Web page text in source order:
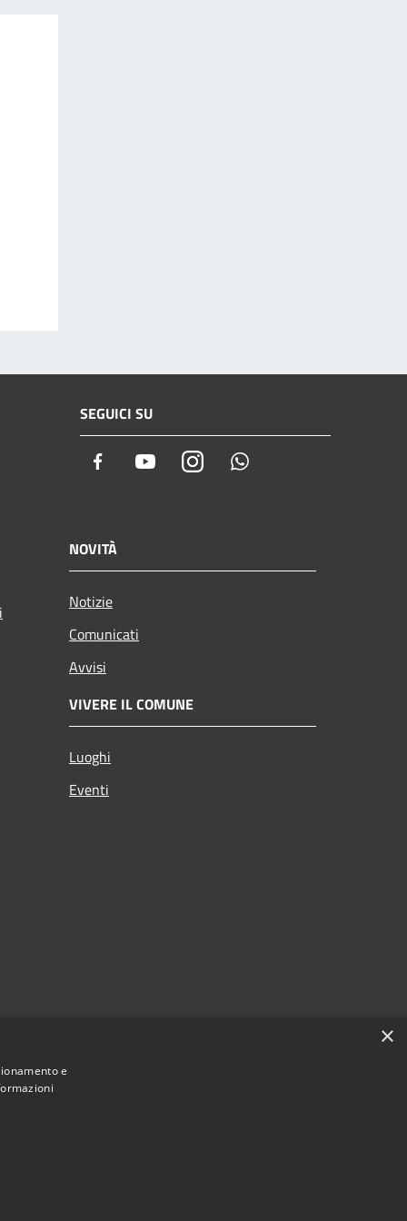
SEGUICI SU
Facebook YoutubeInstagram
NOVITÀ
Notizie
Comunicati
Avvisi
VIVERE IL COMUNE
Luoghi
Eventi
×
e